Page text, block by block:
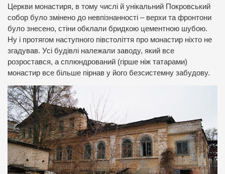
Церкви монастиря, в тому числі й унікальний Покровський
собор було змінено до невпізнанності – верхи та фронтони
було знесено, стіни обклали бридкою цементною шубою.
Ну і протягом наступного півстоліття про монастир ніхто не
згадував. Усі будівлі належали заводу, який все
розростався, а сплюндрований (гірше ніж татарами)
монастир все більше пірнав у його безсистемну забудову.